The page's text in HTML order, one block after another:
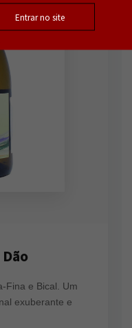
Entrar no site
Fina e Bical. Um
exuberante e